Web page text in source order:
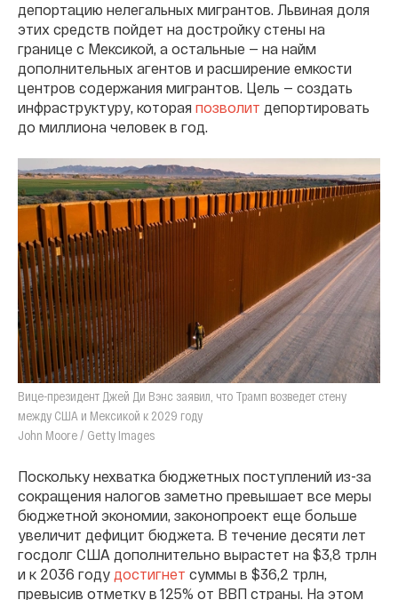
депортацию нелегальных мигрантов. Львиная доля
этих средств пойдет на достройку стены на
границе с Мексикой, а остальные — на найм
дополнительных агентов и расширение емкости
центров содержания мигрантов. Цель — создать
инфраструктуру, которая позволит депортировать
до миллиона человек в год.
Вице-президент Джей Ди Вэнс заявил, что Трамп возведет стену
между США и Мексикой к 2029 году
John Moore / Getty Images
Поскольку нехватка бюджетных поступлений из-за
сокращения налогов заметно превышает все меры
бюджетной экономии, законопроект еще больше
увеличит дефицит бюджета. В течение десяти лет
госдолг США дополнительно вырастет на $3,8 трлн
и к 2036 году достигнет суммы в $36,2 трлн,
превысив отметку в 125% от ВВП страны. На этом